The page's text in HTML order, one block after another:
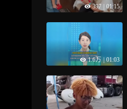
397 01:15
1.6万 | 01:03